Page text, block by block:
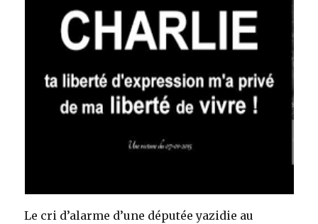
Le cri d’alarme d’une députée yazidie au